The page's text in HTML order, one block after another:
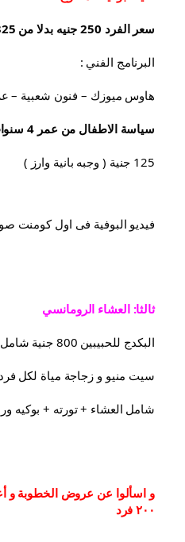
سعر الفرد 250 جنيه بدلا من 325 جنية بوفية مفتوح
البرنامج الفني :
هاوس ميوزك – فنون شعبية –
سياسة الاطفال من عمر 4 سنوات حتي 10 سنوات
125 جنية ( وجبه بانية وارز )
فيديو البوفية فى اول كومنت
ثالثا: العشاء الرومانسي
البكدج للحبيبين 800 جنية شامل الخدمة والضريبة
سيت منيو و زجاجة مياة لكل فرد
شامل العشاء⁦⁩ + تورته + بوكيه
٢٠٠ فرد